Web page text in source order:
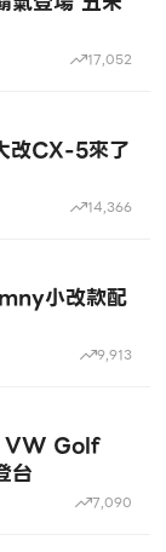
17,052
改CX-5來了
14,366
小改款配
9,913
VW Golf
台
7,090